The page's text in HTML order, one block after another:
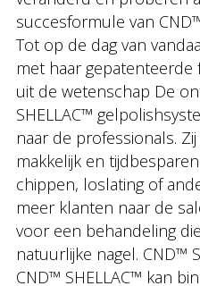
succesformule van
Tot op de dag van
met haar
uit de wetenschap De
SHELLAC™
naar de professionals.
makkelijk en
chippen, loslating of
meer klanten naar de
voor een behandeling
natuurlijke nagel. CND™
CND™ SHELLAC™ kan